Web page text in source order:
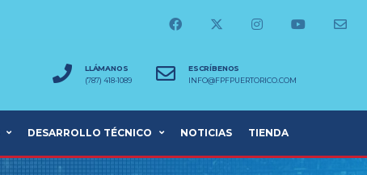
LLÁMANOS
(787) 418-1089
ESCRÍBENOS
INFO@FPFPUERTORICO.COM
DESARROLLO TÉCNICO NOTICIAS TIENDA